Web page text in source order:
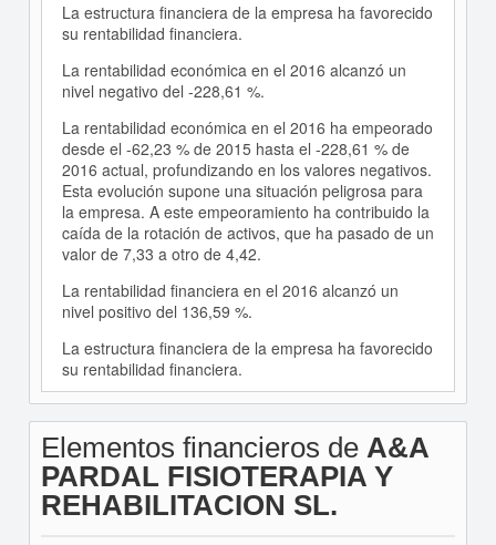
La estructura financiera de la empresa ha favorecido
su rentabilidad financiera.
La rentabilidad económica en el 2016 alcanzó un
nivel negativo del -228,61 %.
La rentabilidad económica en el 2016 ha empeorado
desde el -62,23 % de 2015 hasta el -228,61 % de
2016 actual, profundizando en los valores negativos.
Esta evolución supone una situación peligrosa para
la empresa. A este empeoramiento ha contribuido la
caída de la rotación de activos, que ha pasado de un
valor de 7,33 a otro de 4,42.
La rentabilidad financiera en el 2016 alcanzó un
nivel positivo del 136,59 %.
La estructura financiera de la empresa ha favorecido
su rentabilidad financiera.
Elementos financieros de A&A
PARDAL FISIOTERAPIA Y
REHABILITACION SL.